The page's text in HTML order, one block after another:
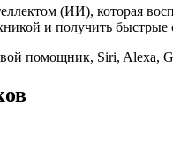
(ИИ), которая
и получить
помощник, Siri, Alexa,